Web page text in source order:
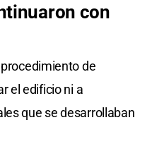
con
de
el edificio ni a
que se desarrollaban